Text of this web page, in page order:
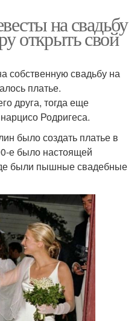
на свадьбу
открыть свой
собственную свадьбу на
платье.
друга, тогда еще
Родригеса.
было создать платье в
е было настоящей
были пышные свадебные